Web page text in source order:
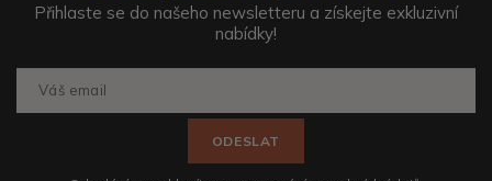
Přihlaste se do našeho newsletteru a získejte exkluzivní
nabídky!
ODESLAT